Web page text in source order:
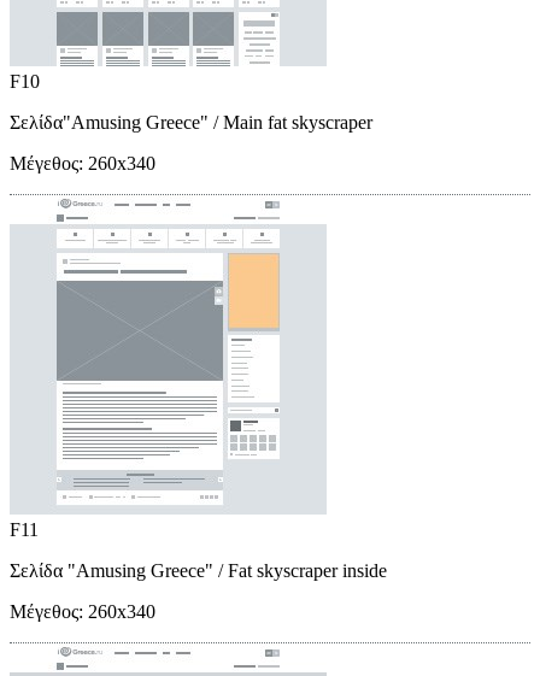
F10
Σελίδα"Amusing Greece" / Main fat skyscraper
Μέγεθος: 260x340
F11
Σελίδα "Amusing Greece" / Fat skyscraper inside
Μέγεθος: 260x340